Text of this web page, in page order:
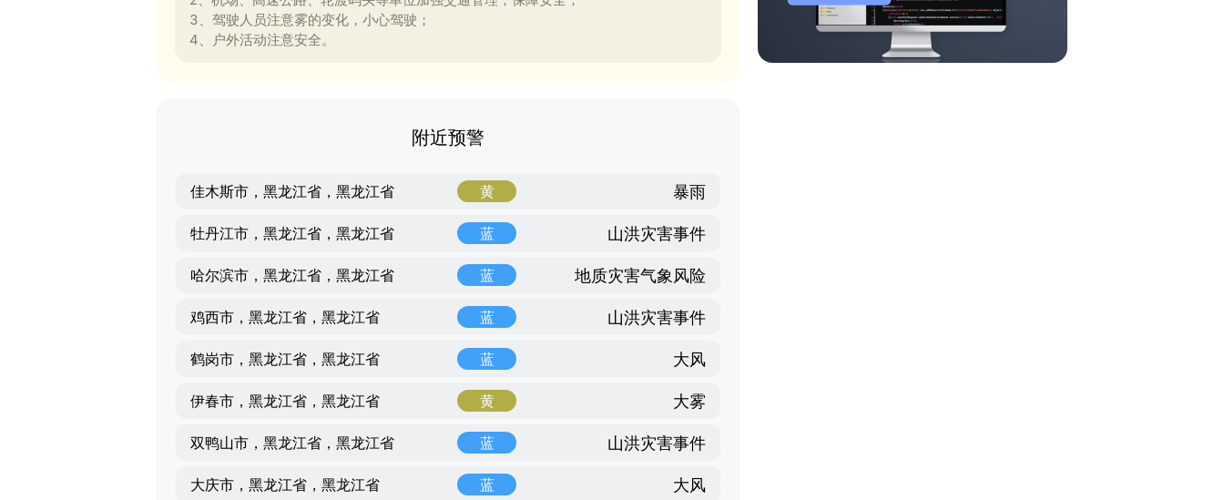
3、驾驶人员注意雾的变化，小心驾驶；
4、户外活动注意安全。
附近预警
佳木斯市，黑龙江省，黑龙江省 黄 暴雨
牡丹江市，黑龙江省，黑龙江省 蓝 山洪灾害事件
哈尔滨市，黑龙江省，黑龙江省 蓝 地质灾害气象风险
鸡西市，黑龙江省，黑龙江省 蓝 山洪灾害事件
鹤岗市，黑龙江省，黑龙江省 蓝 大风
伊春市，黑龙江省，黑龙江省 黄 大雾
双鸭山市，黑龙江省，黑龙江省 蓝 山洪灾害事件
大庆市，黑龙江省，黑龙江省 蓝 大风